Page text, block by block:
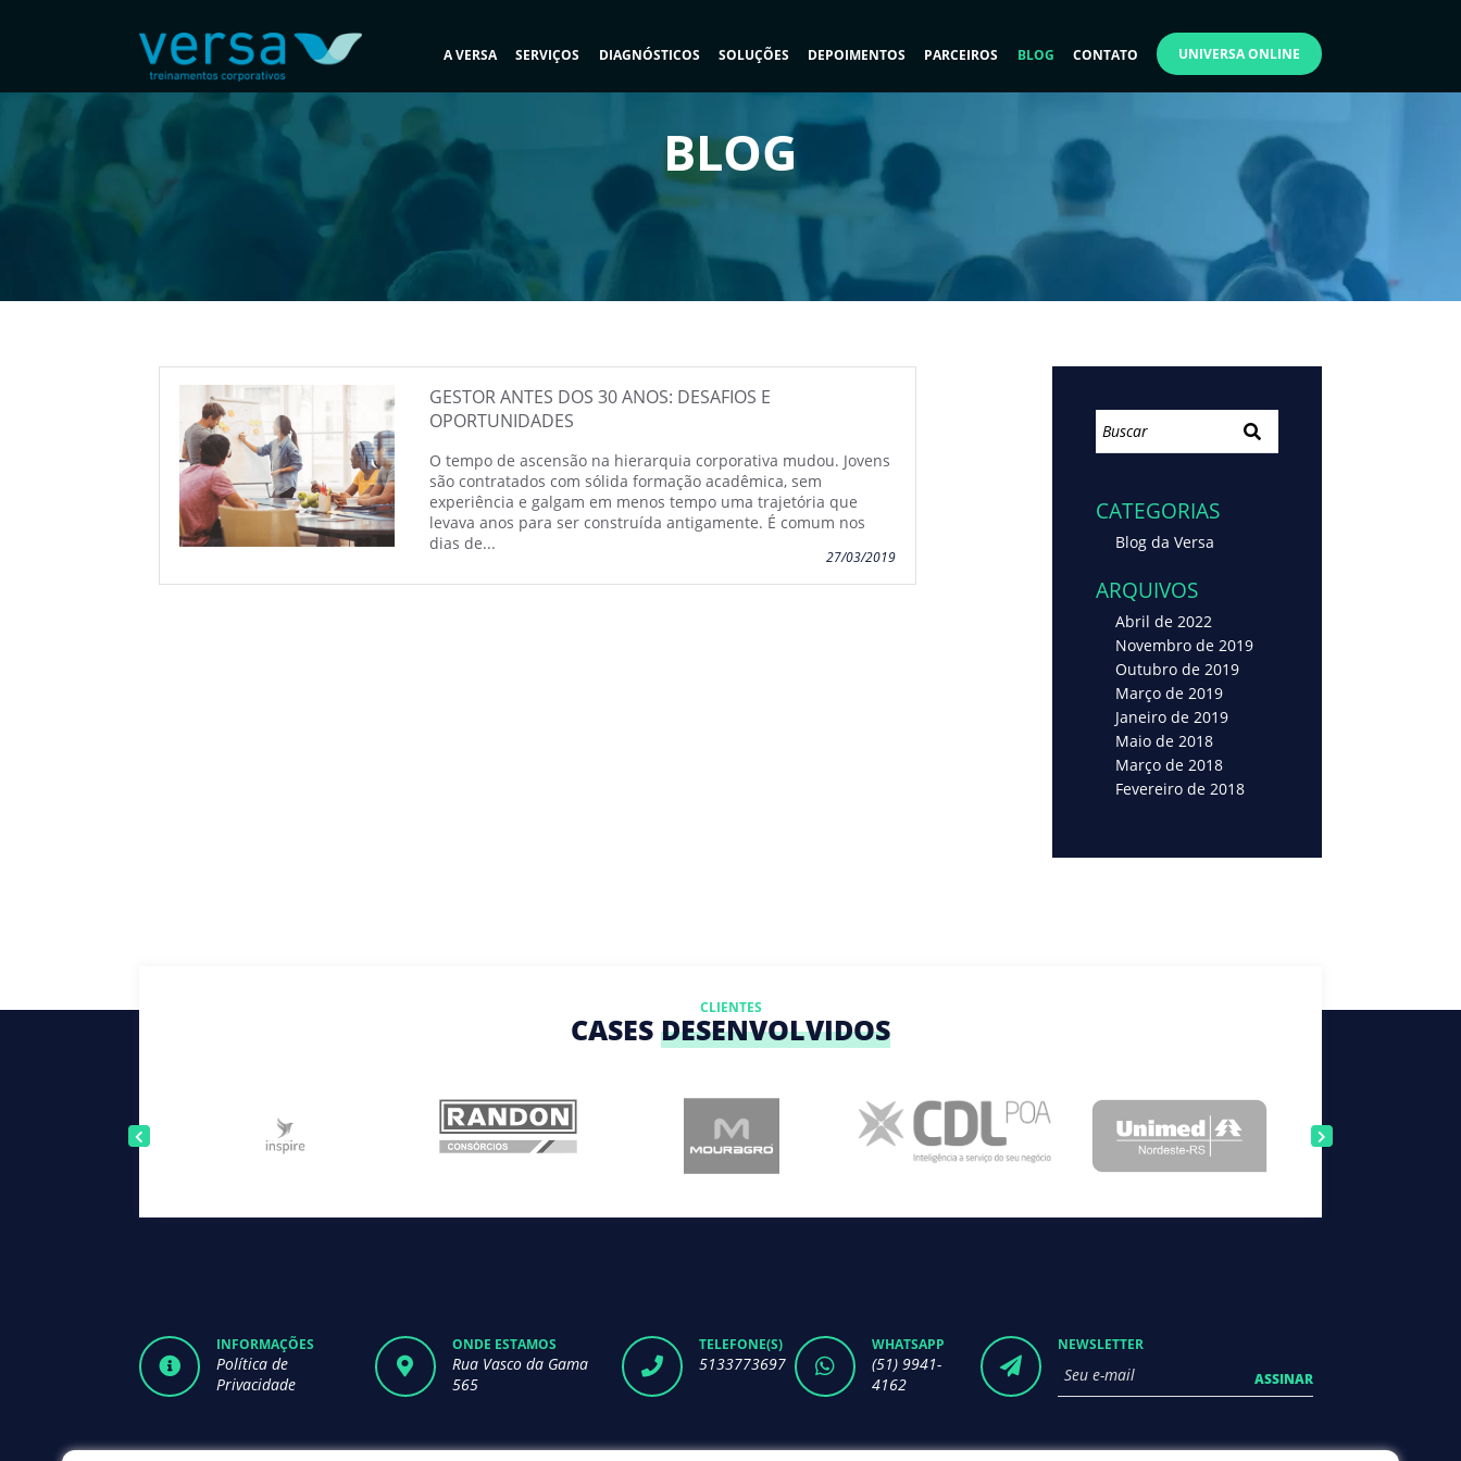
A VERSA SERVIÇOS DIAGNÓSTICOS SOLUÇÕES DEPOIMENTOS PARCEIROS BLOG CONTATO UNIVERSA ONLINE
BLOG
GESTOR ANTES DOS 30 ANOS: DESAFIOS E
OPORTUNIDADES
O tempo de ascensão na hierarquia corporativa mudou. Jovens
são contratados com sólida formação acadêmica, sem
experiência e galgam em menos tempo uma trajetória que
levava anos para ser construída antigamente. É comum nos
dias de...
27/03/2019
CATEGORIAS
Blog da Versa
ARQUIVOS
Abril de 2022
Novembro de 2019
Outubro de 2019
Março de 2019
Janeiro de 2019
Maio de 2018
Março de 2018
Fevereiro de 2018
CLIENTES
CASES DESENVOLVIDOS
INFORMAÇÕES
Política de
Privacidade
ONDE ESTAMOS
Rua Vasco da Gama
565
TELEFONE(S)
5133773697
WHATSAPP
(51) 9941-
4162
NEWSLETTER
ASSINAR